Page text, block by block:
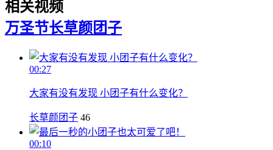
相关视频
万圣节长草颜团子
00:27
大家有没有发现 小团子有什么变化？
长草颜团子 46
00:10